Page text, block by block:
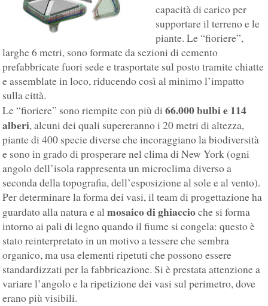
capacità di carico per
supportare il terreno e le
piante. Le “fioriere”,
larghe 6 metri, sono formate da sezioni di cemento
prefabbricate fuori sede e trasportate sul posto tramite chiatte
e assemblate in loco, riducendo così al minimo l’impatto
sulla città.
Le “fioriere” sono riempite con più di66.000 bulbi e 114
alberi, alcuni dei quali supereranno i 20 metri di altezza,
piante di 400 specie diverse che incoraggiano la biodiversità
e sono in grado di prosperare nel clima di New York (ogni
angolo dell’isola rappresenta un microclima diverso a
seconda della topografia, dell’esposizione al sole e al vento).
Per determinare la forma dei vasi, il team di progettazione ha
guardato alla natura e almosaico di ghiaccioche si forma
intorno ai pali di legno quando il fiume si congela: questo è
stato reinterpretato in un motivo a tessere che sembra
organico, ma usa elementi ripetuti che possono essere
standardizzati per la fabbricazione. Si è prestata attenzione a
variare l’angolo e la ripetizione dei vasi sul perimetro, dove
erano più visibili.